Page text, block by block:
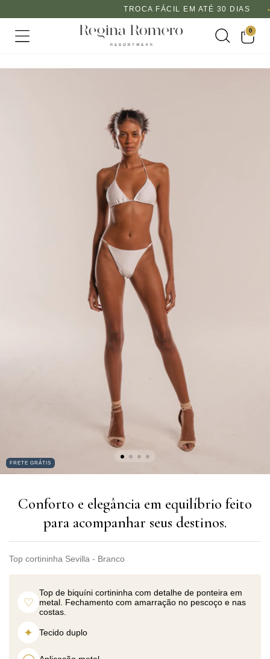
TROCA FÁCIL EM ATÉ 30 DIAS
0
FRETE GRÁTIS
Conforto e elegância em equilíbrio feito
para acompanhar seus destinos.
Top cortininha Sevilla - Branco
♡
Top de biquíni cortininha com detalhe de ponteira em
metal. Fechamento com amarração no pescoço e nas
costas.
✦ Tecido duplo